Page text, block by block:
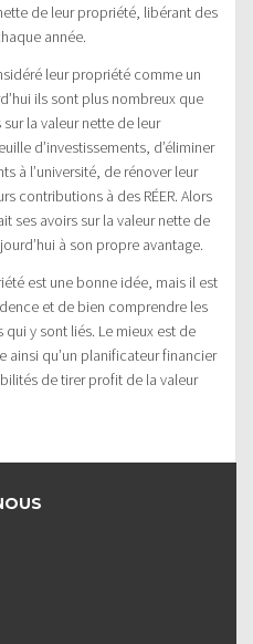
de leur propriété, libérant des
année.
leur propriété comme un
ils sont plus nombreux que
la valeur nette de leur
d’investissements, d’éliminer
à l’université, de rénover leur
contributions à des RÉER. Alors
ses avoirs sur la valeur nette de
à son propre avantage.
est une bonne idée, mais il est
et de bien comprendre les
y sont liés. Le mieux est de
qu’un planificateur financier
de tirer profit de la valeur